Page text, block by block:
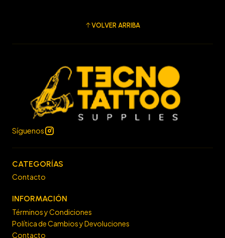
VOLVER ARRIBA
Síguenos
CATEGORÍAS
Contacto
INFORMACIÓN
Términos y Condiciones
Política de Cambios y Devoluciones
Contacto